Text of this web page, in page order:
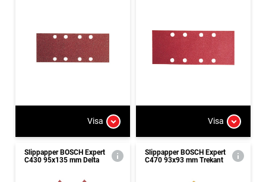
Visa Visa
Slippapper BOSCH Expert
C430 95x135 mm Delta
Slippapper BOSCH Expert
C470 93x93 mm Trekant